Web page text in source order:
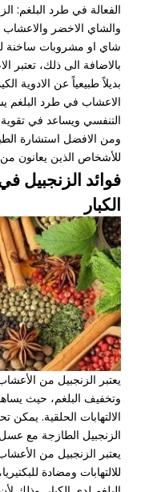
الفعالة في طرد البلغم:
والشاي الاخضر
شاي او مشروبات ساخنة
بالاضافة الى ذلك، تعتبر
بديلاً طبيعياً عن الادوية
الاعشاب في طرد البلغم
التنفسي ويساعد في تقوية
ومن الافضل استشارة
للأشخاص الذين يعانون
فوائد الزنجبيل
الكبار
يعتبر الزنجبيل من
وتخفيف البلغم، حيث
الالتهابات الحلقية.
الزنجبيل الطازجة مع
يعتبر الزنجبيل من
للالتهابات ومضادة